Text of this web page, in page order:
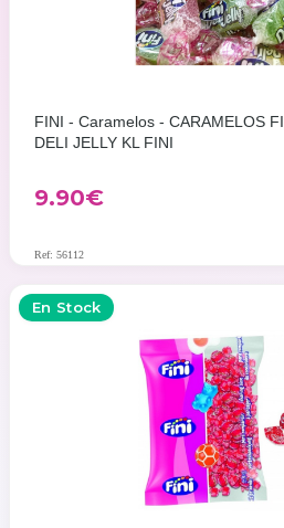
FINI - Caramelos - CARAMELOS
DELI JELLY KL FINI
9.90€
Ref: 56112
En Stock